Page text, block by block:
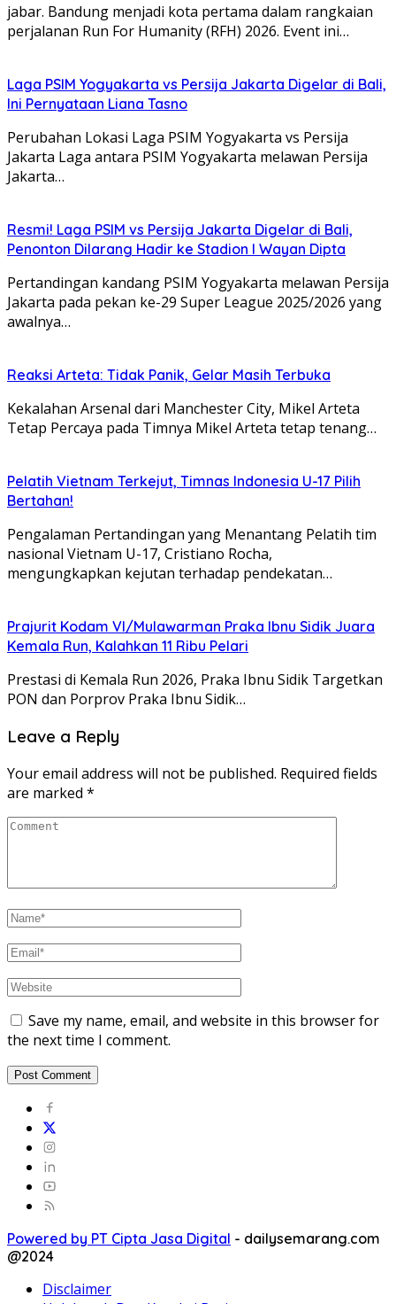
jabar. Bandung menjadi kota pertama dalam rangkaian
perjalanan Run For Humanity (RFH) 2026. Event ini…
Laga PSIM Yogyakarta vs Persija Jakarta Digelar di Bali,
Ini Pernyataan Liana Tasno
Perubahan Lokasi Laga PSIM Yogyakarta vs Persija
Jakarta Laga antara PSIM Yogyakarta melawan Persija
Jakarta…
Resmi! Laga PSIM vs Persija Jakarta Digelar di Bali,
Penonton Dilarang Hadir ke Stadion I Wayan Dipta
Pertandingan kandang PSIM Yogyakarta melawan Persija
Jakarta pada pekan ke-29 Super League 2025/2026 yang
awalnya…
Reaksi Arteta: Tidak Panik, Gelar Masih Terbuka
Kekalahan Arsenal dari Manchester City, Mikel Arteta
Tetap Percaya pada Timnya Mikel Arteta tetap tenang…
Pelatih Vietnam Terkejut, Timnas Indonesia U-17 Pilih
Bertahan!
Pengalaman Pertandingan yang Menantang Pelatih tim
nasional Vietnam U-17, Cristiano Rocha,
mengungkapkan kejutan terhadap pendekatan…
Prajurit Kodam VI/Mulawarman Praka Ibnu Sidik Juara
Kemala Run, Kalahkan 11 Ribu Pelari
Prestasi di Kemala Run 2026, Praka Ibnu Sidik Targetkan
PON dan Porprov Praka Ibnu Sidik…
Leave a Reply
Your email address will not be published. Required fields
are marked *
Save my name, email, and website in this browser for
the next time I comment.
Powered by PT Cipta Jasa Digital - dailysemarang.com
@2024
Disclaimer